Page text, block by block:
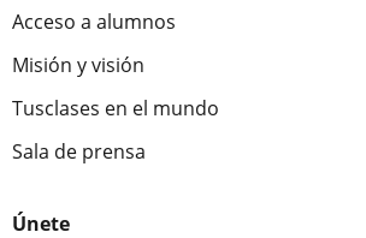
Acceso a alumnos
Misión y visión
Tusclases en el mundo
Sala de prensa
Únete